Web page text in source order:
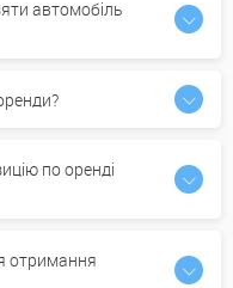
автомобіль
по оренді
отримання